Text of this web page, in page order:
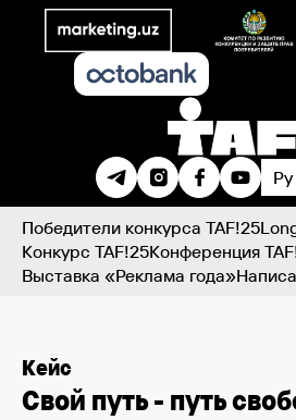
Ру
Победители конкурса TAF!25
Конкурс TAF!25Конференция
Выставка «Реклама года»
Кейс
Свой путь - путь